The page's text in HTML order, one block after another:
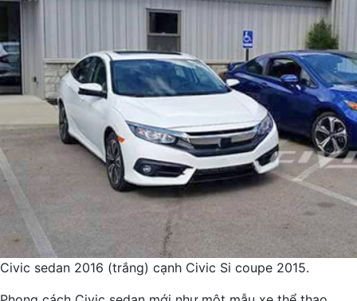
Civic sedan 2016 (trắng) cạnh Civic Si coupe 2015.